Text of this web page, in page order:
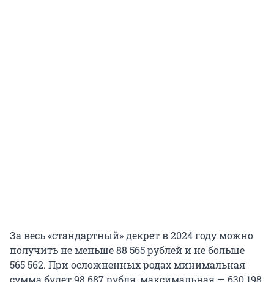
За весь «стандартный» декрет в 2024 году можно
получить не меньше 88 565 рублей и не больше
565 562. При осложненных родах минимальная
сумма будет 98 687 рубля, максимальная — 630 198,